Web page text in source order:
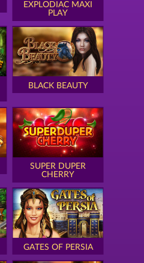
EXPLODIAC MAXI
PLAY
BLACK BEAUTY
SUPER DUPER
CHERRY
GATES OF PERSIA